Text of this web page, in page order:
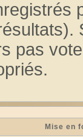
pas
Mise en